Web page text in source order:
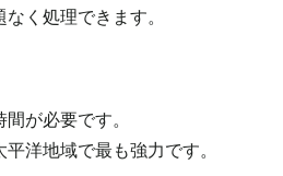
く処理できます。
が必要です。
洋地域で最も強力です。